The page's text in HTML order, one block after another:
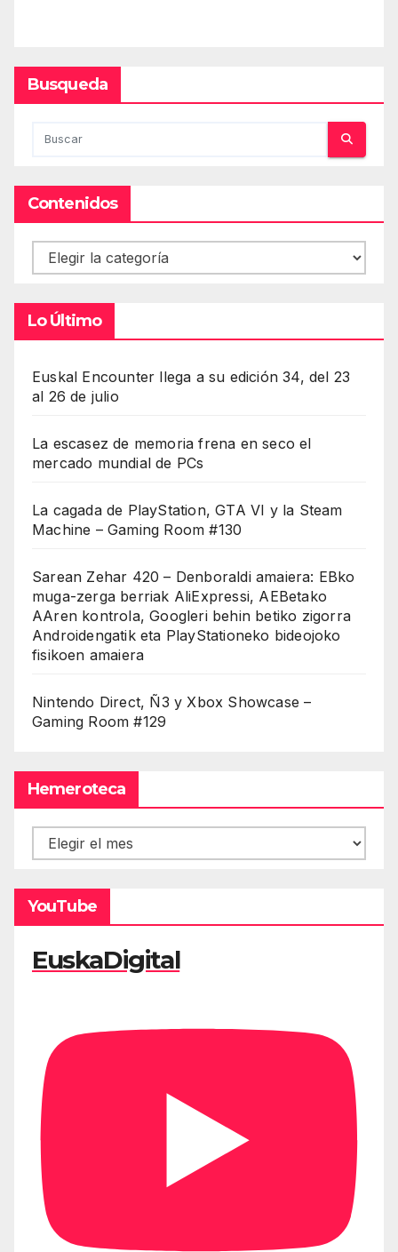
Busqueda
Contenidos
Contenidos
Lo Último
Euskal Encounter llega a su edición 34, del 23
al 26 de julio
La escasez de memoria frena en seco el
mercado mundial de PCs
La cagada de PlayStation, GTA VI y la Steam
Machine – Gaming Room #130
Sarean Zehar 420 – Denboraldi amaiera: EBko
muga-zerga berriak AliExpressi, AEBetako
AAren kontrola, Googleri behin betiko zigorra
Androidengatik eta PlayStationeko bideojoko
fisikoen amaiera
Nintendo Direct, Ñ3 y Xbox Showcase –
Gaming Room #129
Hemeroteca
Hemeroteca
YouTube
EuskaDigital